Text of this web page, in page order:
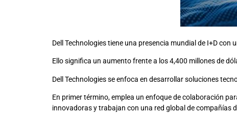
Dell Technologies tiene una presencia mundial de I+D
Ello significa un aumento frente a los 4,400 millones de
Dell Technologies se enfoca en desarrollar soluciones
En primer término, emplea un enfoque de colaboración
innovadoras y trabajan con una red global de compañías